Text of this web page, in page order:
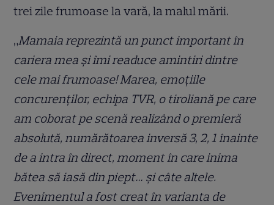
trei zile frumoase la vară, la malul mării.
„Mamaia reprezintă un punct important în
cariera mea și îmi readuce amintiri dintre
cele mai frumoase! Marea, emoțiile
concurenților, echipa TVR, o tiroliană pe care
am coborat pe scenă realizând o premieră
absolută, numărătoarea inversă 3, 2, 1 înainte
de a intra în direct, moment în care inima
bătea să iasă din piept… și câte altele.
Evenimentul a fost creat în varianta de